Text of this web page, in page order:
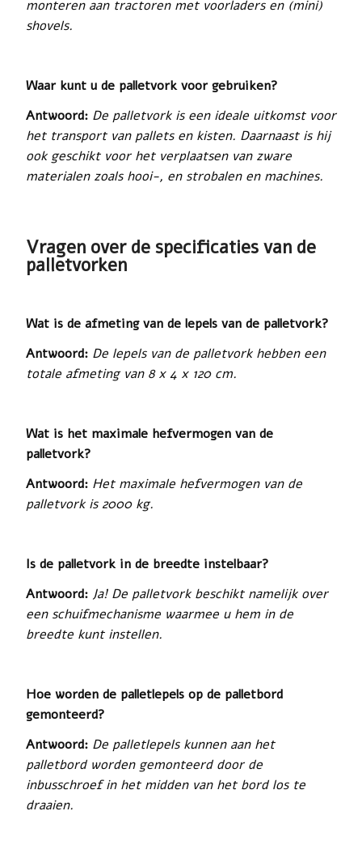
monteren aan tractoren met voorladers en (mini)
shovels.
Waar kunt u de palletvork voor gebruiken?
Antwoord: De palletvork is een ideale uitkomst voor
het transport van pallets en kisten. Daarnaast is hij
ook geschikt voor het verplaatsen van zware
materialen zoals hooi-, en strobalen en machines.
Vragen over de specificaties van de
palletvorken
Wat is de afmeting van de lepels van de palletvork?
Antwoord: De lepels van de palletvork hebben een
totale afmeting van 8 x 4 x 120 cm.
Wat is het maximale hefvermogen van de
palletvork?
Antwoord: Het maximale hefvermogen van de
palletvork is 2000 kg.
Is de palletvork in de breedte instelbaar?
Antwoord: Ja! De palletvork beschikt namelijk over
een schuifmechanisme waarmee u hem in de
breedte kunt instellen.
Hoe worden de palletlepels op de palletbord
gemonteerd?
Antwoord: De palletlepels kunnen aan het
palletbord worden gemonteerd door de
inbusschroef in het midden van het bord los te
draaien.